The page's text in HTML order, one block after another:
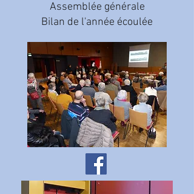
Assemblée générale
Bilan de l'année écoulée